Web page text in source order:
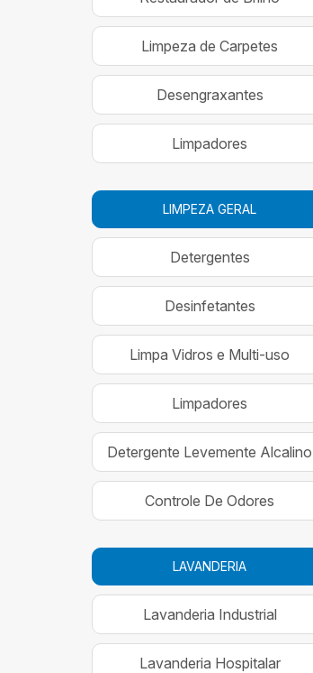
Limpeza de Carpetes
Desengraxantes
Limpadores
LIMPEZA GERAL
Detergentes
Desinfetantes
Limpa Vidros e Multi-uso
Limpadores
Detergente Levemente Alcalino
Controle De Odores
LAVANDERIA
Lavanderia Industrial
Lavanderia Hospitalar